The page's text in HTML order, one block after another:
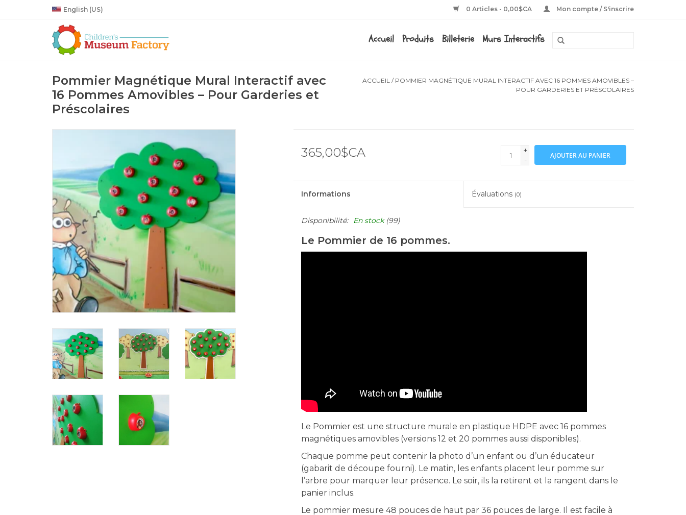
English (US) 0 Articles - 0,00$CA Mon compte / S'inscrire
Accueil Produits Billeterie Murs Interactifs
Pommier Magnétique Mural Interactif avec
16 Pommes Amovibles – Pour Garderies et
Préscolaires
ACCUEIL / POMMIER MAGNÉTIQUE MURAL INTERACTIF AVEC 16 POMMES AMOVIBLES –
POUR GARDERIES ET PRÉSCOLAIRES
365,00$CA
+
-
AJOUTER AU PANIER
Informations Évaluations (0)
Disponibilité: En stock(99)
Le Pommier de 16 pommes.
Le Pommier est une structure murale en plastique HDPE avec 16 pommes
magnétiques amovibles (versions 12 et 20 pommes aussi disponibles).
Chaque pomme peut contenir la photo d’un enfant ou d’un éducateur
(gabarit de découpe fourni). Le matin, les enfants placent leur pomme sur
l’arbre pour marquer leur présence. Le soir, ils la retirent et la rangent dans le
panier inclus.
Le pommier mesure 48 pouces de haut par 36 pouces de large. Il est facile à